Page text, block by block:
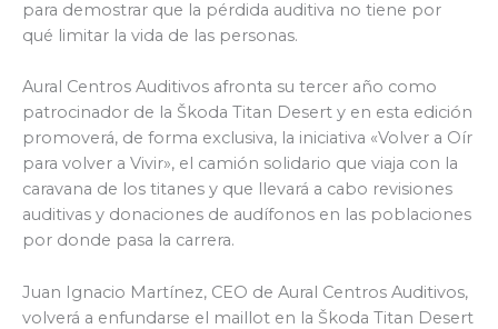
para demostrar que la pérdida auditiva no tiene por
qué limitar la vida de las personas.
Aural Centros Auditivos afronta su tercer año como
patrocinador de la Škoda Titan Desert y en esta edición
promoverá, de forma exclusiva, la iniciativa «Volver a Oír
para volver a Vivir», el camión solidario que viaja con la
caravana de los titanes y que llevará a cabo revisiones
auditivas y donaciones de audífonos en las poblaciones
por donde pasa la carrera.
Juan Ignacio Martínez, CEO de Aural Centros Auditivos,
volverá a enfundarse el maillot en la Škoda Titan Desert